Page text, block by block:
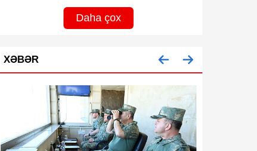
Daha çox
XƏBƏR